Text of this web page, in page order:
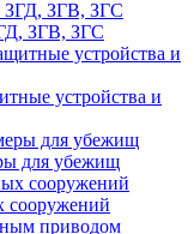
ЗГВ, ЗГС
устройства и
для убежищ
сооружений